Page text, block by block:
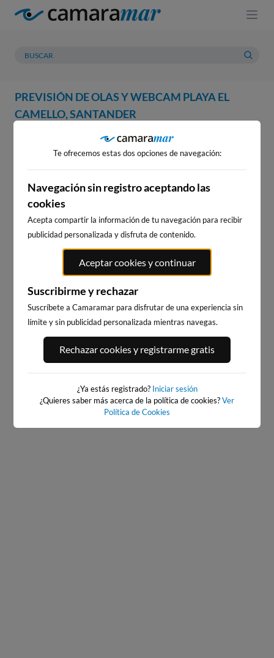
PREVISIÓN DE OLAS Y WEBCAM PLAYA EL
CAMELLO, SANTANDER
PREVISIÓN METEOROLOGÍA
WEBCAM PLAYA EL CAMELLO,
SANTANDER
WEBCAMS CERCANAS
PLAYA DE EL RIS
19km · Arnuero
0.3 m CHOPI
EL BRUSCO
0.3 m CHOPI
Te ofrecemos estas dos opciones de navegación:
Navegación sin registro aceptando las
cookies
Acepta compartir la información de tu navegación para recibir
publicidad personalizada y disfruta de contenido.
Aceptar cookies y continuar
Suscribirme y rechazar
Suscríbete a Camaramar para disfrutar de una experiencia sin
límite y sin publicidad personalizada mientras navegas.
Rechazar cookies y registrarme gratis
¿Ya estás registrado? Iniciar sesión
¿Quieres saber más acerca de la política de cookies?Ver
Política de Cookies